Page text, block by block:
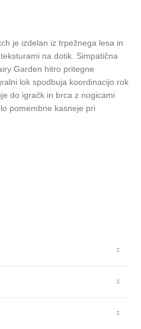
je izdelan iz trpežnega lesa in
na dotik. Simpatična
Garden hitro pritegne
lok spodbuja koordinacijo rok
do igračk in brca z nogicami
pomembne kasneje pri